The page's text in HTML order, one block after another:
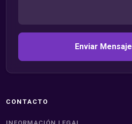
Enviar Mensaje
CONTACTO